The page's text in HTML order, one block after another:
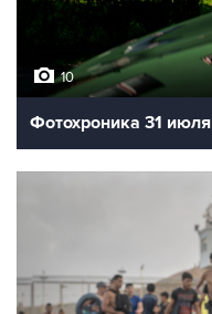
10
Фотохроника 31 июля